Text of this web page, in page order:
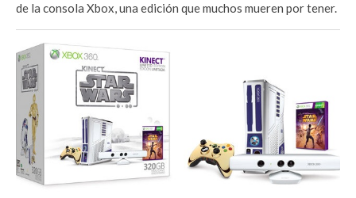
de la consola Xbox, una edición que muchos mueren por tener.